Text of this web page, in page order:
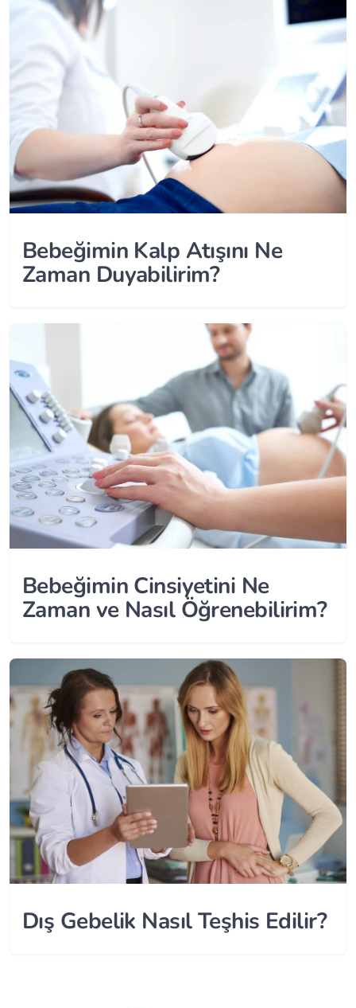
Bebeğimin Kalp Atışını Ne
Zaman Duyabilirim?
Bebeğimin Cinsiyetini Ne
Zaman ve Nasıl Öğrenebilirim?
Dış Gebelik Nasıl Teşhis Edilir?